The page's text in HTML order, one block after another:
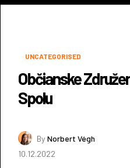
UNCATEGORISED
Občianske
Spolu
By Norbert Végh
10.12.2022